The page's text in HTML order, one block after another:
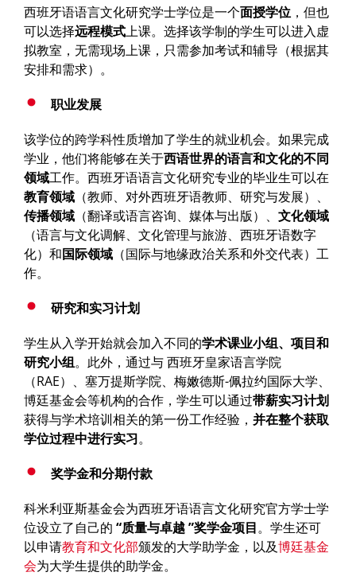
西班牙语语言文化研究学士学位是一个面授学位，但也
可以选择远程模式上课。选择该学制的学生可以进入虚
拟教室，无需现场上课，只需参加考试和辅导（根据其
安排和需求）。
职业发展
该学位的跨学科性质增加了学生的就业机会。如果完成
学业，他们将能够在关于西语世界的语言和文化的不同
领域工作。西班牙语语言文化研究专业的毕业生可以在
教育领域（教师、对外西班牙语教师、研究与发展）、
传播领域（翻译或语言咨询、媒体与出版）、 文化领域
（语言与文化调解、文化管理与旅游、西班牙语数字
化）和国际领域（国际与地缘政治关系和外交代表）工
作。
研究和实习计划
学生从入学开始就会加入不同的学术课业小组、项目和
研究小组。此外，通过与 西班牙皇家语言学院
（RAE）、塞万提斯学院、梅嫩德斯-佩拉约国际大学、
博廷基金会等机构的合作，学生可以通过带薪实习计划
获得与学术培训相关的第一份工作经验， 并在整个获取
学位过程中进行实习。
奖学金和分期付款
科米利亚斯基金会为西班牙语语言文化研究官方学士学
位设立了自己的 “质量与卓越”奖学金项目。学生还可
以申请教育和文化部颁发的大学助学金，以及博廷基金
会为大学生提供的助学金。